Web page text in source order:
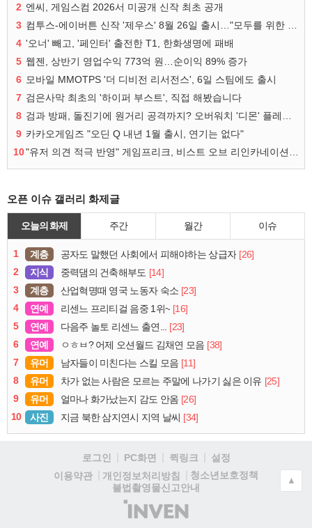
2 엔씨, 게임스컴 2026서 미공개 신작 최초 공개
3
4 '오너' 빼고, '페인터' 출전한 T1, 한화생명에 패배
5 웹젠, 상반기 영업수익 773억 원…순이익 89% 증가
6 모바일 MMOTPS '더 디비전 리서전스', 6일 스팀에도 출시
7 검은사막 최초의 '하이퍼 부스트', 직접 해봤습니다
8
9 카카오게임즈 "오딘 Q 내년 1월 출시, 연기는 없다"
10
오픈 이슈 갤러리 화제글
오늘의 화제 주간 월간 이슈
1 계층 공자도 말했던 사회에서 피해야하는 상급자 [26]
2
지식 중력댐의 건축해부도 [14]
3
계층 산업혁명때 영국 노동자 숙소 [23]
4
연예 리센느 프리티걸 음중 1위~ [16]
5
연예 다음주 놀토 리센느 출연...
[23]
6
연예 ㅇㅎㅂ? 어제 오션월드 김채연 모음 [38]
7
유머 남자들이 미친다는 스킬 모음 [11]
8
유머 차가 없는 사람은 모르는 주말에 나가기 싫은 이유 [25]
9
유머 얼마나 화가났는지 감도 안옴 [26]
10
사진 지금 북한 삼지연시 지역 날씨 [34]
로그인 PC화면 퀵링크
설정
이용약관
개인정보처리방침
청소년보호정책
불법촬영물신고안내
(주)
인
▲